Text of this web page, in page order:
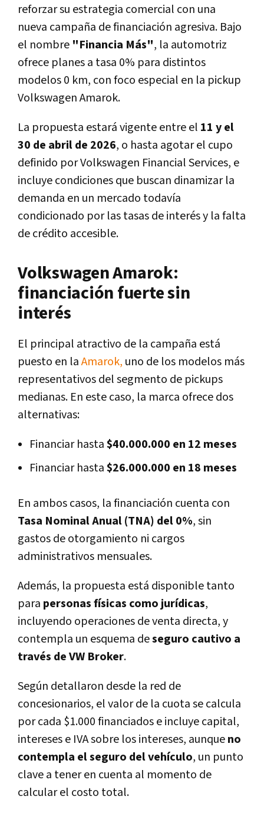
reforzar su estrategia comercial con una
nueva campaña de financiación agresiva. Bajo
el nombre "Financia Más", la automotriz
ofrece planes a tasa 0% para distintos
modelos 0 km, con foco especial en la pickup
Volkswagen Amarok.
La propuesta estará vigente entre el 11 y el
30 de abril de 2026, o hasta agotar el cupo
definido porVolkswagen Financial Services, e
incluye condiciones que buscan dinamizar la
demanda en un mercado todavía
condicionado por las tasas de interés y la falta
de crédito accesible.
Volkswagen Amarok:
financiación fuerte sin
interés
El principal atractivo de la campaña está
puesto en laAmarok, uno de los modelos más
representativos del segmento de pickups
medianas. En este caso, la marca ofrece dos
alternativas:
Financiar hasta$40.000.000 en 12 meses
Financiar hasta$26.000.000 en 18 meses
En ambos casos, la financiación cuenta con
Tasa Nominal Anual (TNA) del 0%, sin
gastos de otorgamiento ni cargos
administrativos mensuales.
Además, la propuesta está disponible tanto
para personas físicas como jurídicas,
incluyendo operaciones de venta directa, y
contempla un esquema deseguro cautivo a
través de VW Broker.
Según detallaron desde la red de
concesionarios, el valor de la cuota se calcula
por cada $1.000 financiados e incluye capital,
intereses e IVA sobre los intereses, aunqueno
contempla el seguro del vehículo, un punto
clave a tener en cuenta al momento de
calcular el costo total.